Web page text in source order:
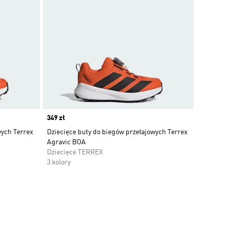
Terrex
Price
349 zł
Dziecięce buty do biegów przełajowych Terrex
Agravic BOA
Dziecięce TERREX
3 kolory